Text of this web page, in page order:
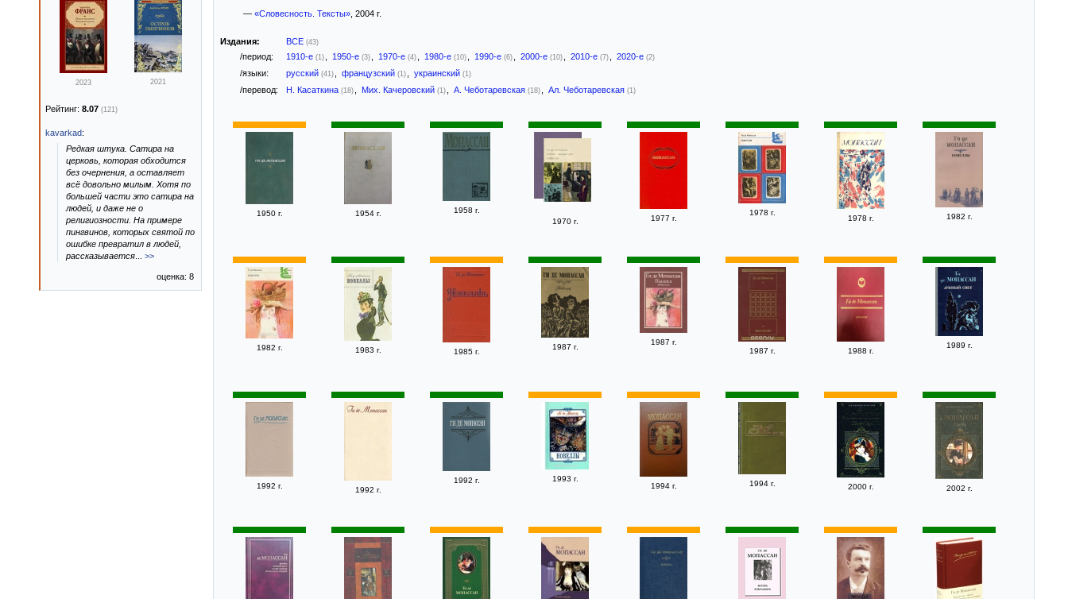
— «Словесность. Тексты», 2004 г.
Издания: ВСЕ (43)
/период: 1910-е (1) 1950-е (3) 1970-е (4) 1980-е (10) 1990-е (6) 2000-е (10) 2010-е (7) 2020-е (2)
/языки: русский (41) французский (1) украинский (1)
/перевод: Н. Касаткина (18) Мих. Качеровский (1) А. Чеботаревская (18) Ал. Чеботаревская (1)
1950 г. 1954 г.
1958 г.
1970 г.
1977 г.
1978 г.
1978 г. 1982 г.
1982 г. 1983 г. 1985 г.
1987 г.
1987 г.
1987 г.
1988 г.
1989 г.
1992 г. 1992 г.
1992 г.
1993 г.
1994 г.
1994 г. 2000 г. 2002 г.
2023 2021
Рейтинг: 8.07 (121)
kavarkad:
Редкая штука. Сатира на
церковь, которая обходится
без очернения, а оставляет
всё довольно милым. Хотя по
большей части это сатира на
людей, и даже не о
религиозности. На примере
пингвинов, которых святой по
ошибке превратил в людей,
рассказывается
>>
оценка: 8